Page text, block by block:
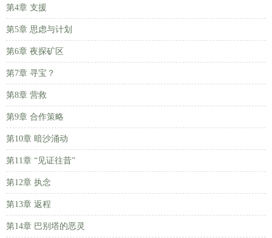
第4章 支援
第5章 思虑与计划
第6章 夜探矿区
第7章 寻宝？
第8章 营救
第9章 合作策略
第10章 暗沙涌动
第11章 “见证往昔”
第12章 执念
第13章 返程
第14章 巴别塔的恶灵